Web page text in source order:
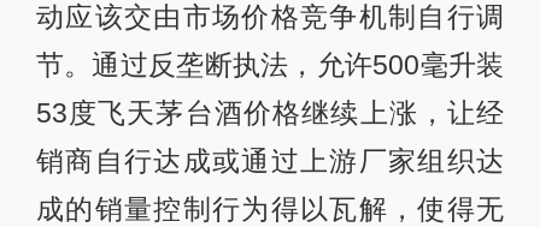
动应该交由市场价格竞争机制自行调
节。通过反垄断执法，允许500毫升装
53度飞天茅台酒价格继续上涨，让经
销商自行达成或通过上游厂家组织达
成的销量控制行为得以瓦解，使得无